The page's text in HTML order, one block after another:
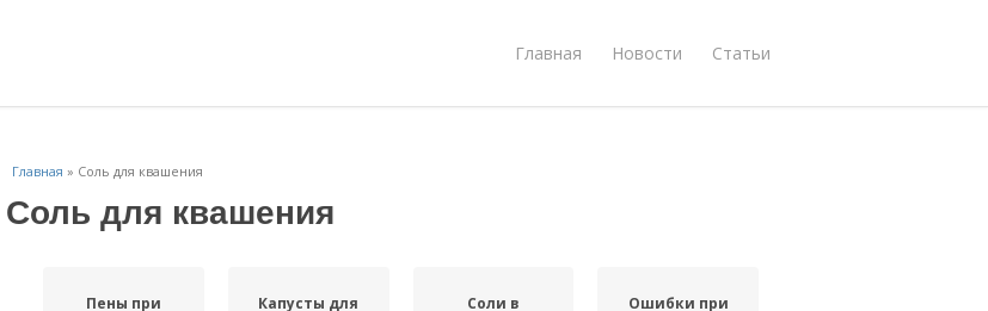
Главная Новости Статьи
Главная » Соль для квашения
Соль для квашения
Пены при
Капусты для
Соли в
Ошибки при